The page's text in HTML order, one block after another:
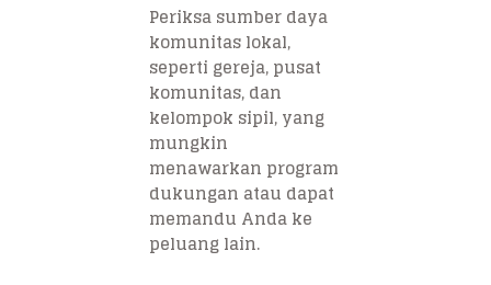
Periksa sumber daya
komunitas lokal,
seperti gereja, pusat
komunitas, dan
kelompok sipil, yang
mungkin
menawarkan program
dukungan atau dapat
memandu Anda ke
peluang lain.